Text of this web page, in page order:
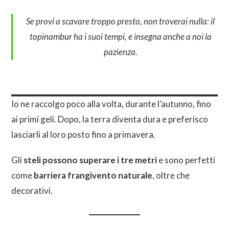
Se provi a scavare troppo presto, non troverai nulla: il
topinambur ha i suoi tempi, e insegna anche a noi la
pazienza.
Io ne raccolgo poco alla volta, durante l’autunno, fino
ai primi geli. Dopo, la terra diventa dura e preferisco
lasciarli al loro posto fino a primavera.
Glisteli possono superare i tre metrie sono perfetti
comebarriera frangivento naturale, oltre che
decorativi.